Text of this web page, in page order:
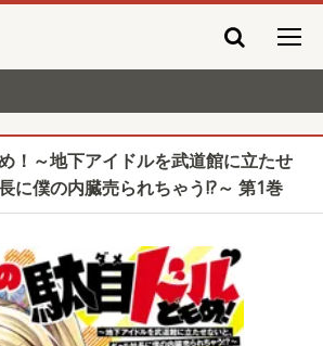
！～地下アイドルを武道館に立たせ
に僕の内臓売られちゃう!?～ 第1巻